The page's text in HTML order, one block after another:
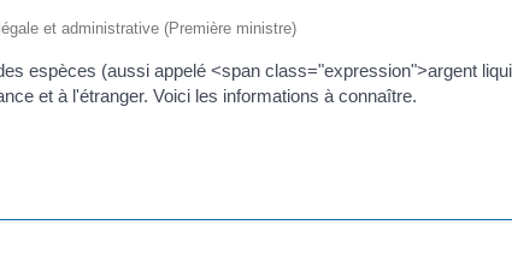
et administrative (Première ministre)
espèces (aussi appelé <span class="expression">argent
et à l'étranger. Voici les informations à connaître.